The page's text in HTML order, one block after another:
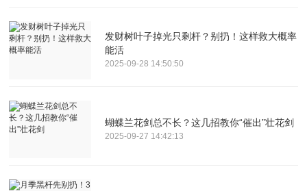
发财树叶子掉光只剩杆？别扔！这样救大概率
能活
2025-09-28 14:50:50
蝴蝶兰花剑总不长？这几招教你“催出”壮花剑
2025-09-27 14:42:13